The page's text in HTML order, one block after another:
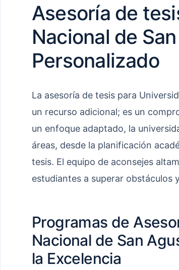
Asesoría de
Nacional de
Personalizado
La asesoría de tesis para
un recurso adicional; es un
un enfoque adaptado, la
áreas, desde la planificación
tesis. El equipo de aconsejes
estudiantes a superar obstáculos
Programas de
Nacional de San
la Excelencia